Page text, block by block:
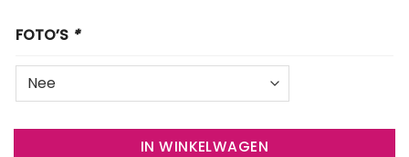
FOTO’S *
IN WINKELWAGEN